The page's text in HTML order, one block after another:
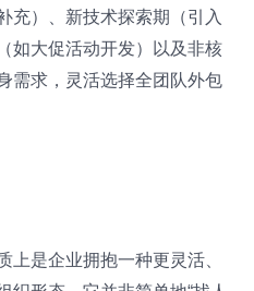
充）、新技术探索期（引入
如大促活动开发）以及非核
需求，灵活选择全团队外包
上是企业拥抱一种更灵活、